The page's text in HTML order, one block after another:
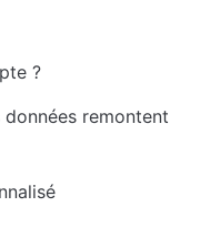
?
données remontent